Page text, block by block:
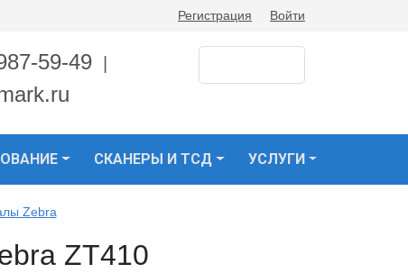
Регистрация Войти
59-49
СКАНЕРЫ И ТСД УСЛУГИ
Zebra
ZT410